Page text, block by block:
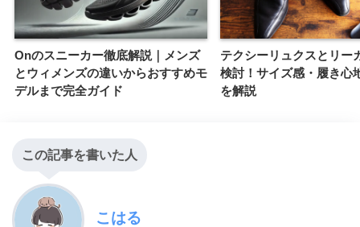
Onのスニーカー徹底解説｜メンズ
とウィメンズの違いからおすすめモ
デルまで完全ガイド
テクシーリュクスとリー
検討！サイズ感・履き心
を解説
この記事を書いた人
こはる